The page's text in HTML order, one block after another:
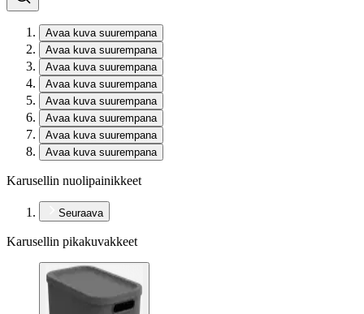
Avaa kuva suurempana
Avaa kuva suurempana
Avaa kuva suurempana
Avaa kuva suurempana
Avaa kuva suurempana
Avaa kuva suurempana
Avaa kuva suurempana
Avaa kuva suurempana
Karusellin nuolipainikkeet
Seuraava
Karusellin pikakuvakkeet